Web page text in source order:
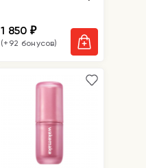
1 850₽
(+92 бонусов)